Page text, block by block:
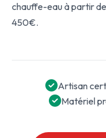
chauffe-eau à partir de
450€.
Artisan
Matériel